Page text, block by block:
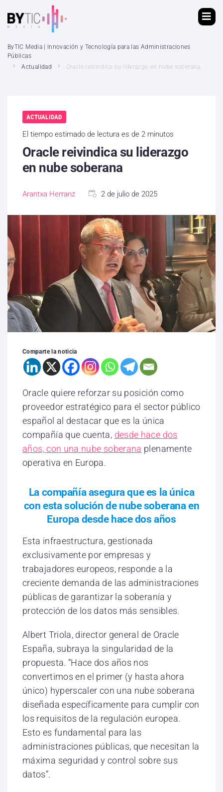
ByTIC Media | Innovación y Tecnología para las Administraciones
Públicas
Actualidad
Oracle reivindica su liderazgo en nube soberana
ACTUALIDAD
El tiempo estimado de lectura es de 2 minutos
Oracle reivindica su liderazgo
en nube soberana
Arantxa Herranz 2 de julio de 2025
Comparte la noticia
Oracle quiere reforzar su posición como
proveedor estratégico para el sector público
español al destacar que es la única
compañía que cuenta, desde hace dos
años, con una nube soberana plenamente
operativa en Europa.
La compañía asegura que es la única
con esta solución de nube soberana en
Europa desde hace dos años
Esta infraestructura, gestionada
exclusivamente por empresas y
trabajadores europeos, responde a la
creciente demanda de las administraciones
públicas de garantizar la soberanía y
protección de los datos más sensibles.
Albert Triola, director general de Oracle
España, subraya la singularidad de la
propuesta. “Hace dos años nos
convertimos en el primer (y hasta ahora
único) hyperscaler con una nube soberana
diseñada específicamente para cumplir con
los requisitos de la regulación europea.
Esto es fundamental para las
administraciones públicas, que necesitan la
máxima seguridad y control sobre sus
datos”.